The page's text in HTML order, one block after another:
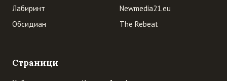
Лабиринт
Обсидиан
Newmedia21.eu
The Rebeat
Страници